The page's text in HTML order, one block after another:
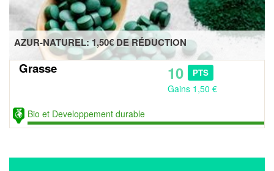
AZUR-NATUREL: 1,50€ DE RÉDUCTION
Grasse 10 PTS
Gains 1,50 €
Bio et Developpement durable